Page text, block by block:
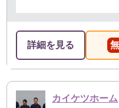
いた時間よりも短時間
詳細を見る
カイケツホーム